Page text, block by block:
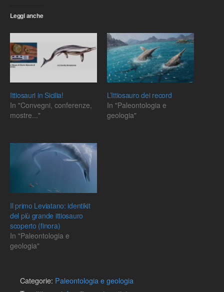
Leggi anche
Ittiosauri in Sicilia!
In "Convegni, conferenze,
mostre..."
L’Ittiosauro dei record
In "Paleontologia e
geologia"
Il primo Leviatano: identikit
del più grande ittiosauro
scoperto (finora)
In "Paleontologia e
geologia"
Categorie: Paleontologia e geologia